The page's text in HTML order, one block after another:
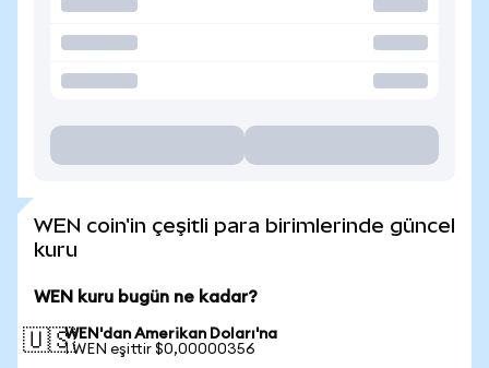
WEN coin'in çeşitli para birimlerinde güncel
kuru
WEN kuru bugün ne kadar?
🇺🇸WEN'dan Amerikan Doları'na
1 WEN eşittir $0,00000356